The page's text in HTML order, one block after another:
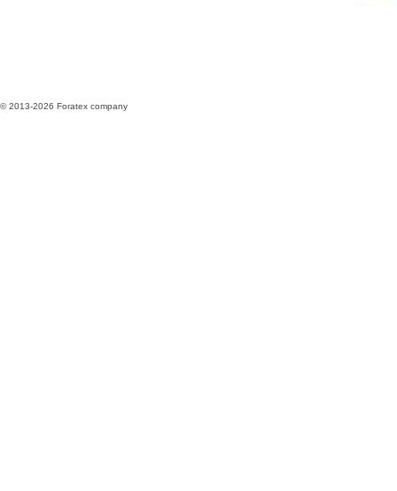
© 2013-2026 Foratex company